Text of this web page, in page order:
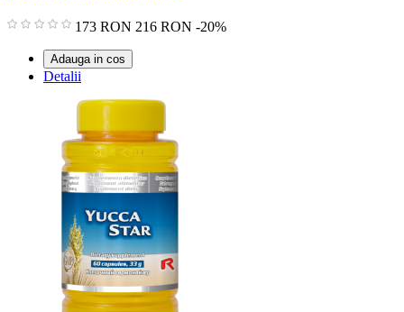
173 RON Pret
216 RON -20%Pret
Adauga in cos
Detalii